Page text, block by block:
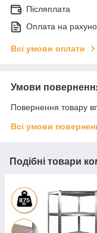
Післяплата
Оплата на
Всі умови оплати
Умови
Повернення товару
Всі умови
Подібні товари